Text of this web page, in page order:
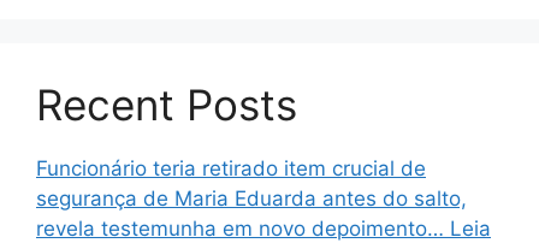
Recent Posts
Funcionário teria retirado item crucial de
segurança de Maria Eduarda antes do salto,
revela testemunha em novo depoimento… Leia